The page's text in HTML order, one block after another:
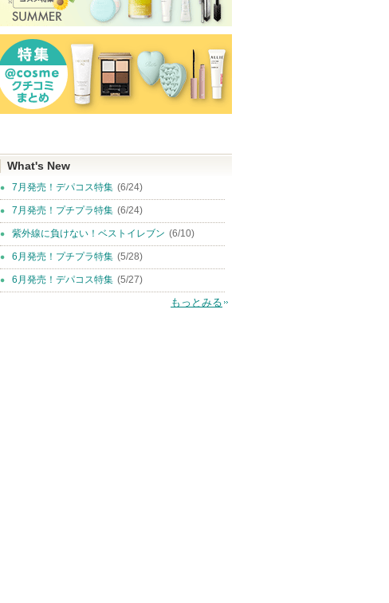
What's New
7月発売！デパコス特集 (6/24)
7月発売！プチプラ特集 (6/24)
紫外線に負けない！ベストイレブン (6/10)
6月発売！プチプラ特集 (5/28)
6月発売！デパコス特集 (5/27)
もっとみる